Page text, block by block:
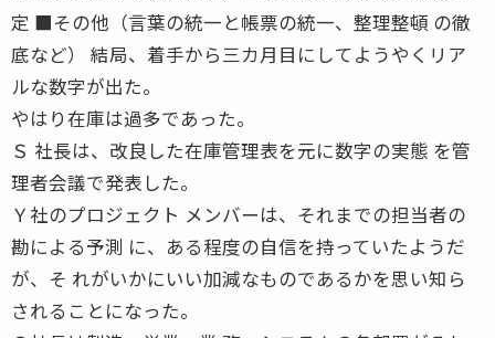
定 ■その他（言葉の統一と帳票の統一、整理整頓 の徹
底など） 結局、着手から三カ月目にしてようやくリア
ルな数字が出た。
やはり在庫は過多であった。
Ｓ 社長は、改良した在庫管理表を元に数字の実態 を管
理者会議で発表した。
Ｙ社のプロジェクト メンバーは、それまでの担当者の
勘による予測 に、ある程度の自信を持っていたようだ
が、そ れがいかにいい加減なものであるかを思い知ら
されることになった。